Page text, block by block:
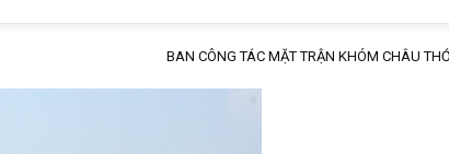
CHÂU THỚI 1 TRAO QUÀ “TIẾP BƯỚC ĐẾN TRƯỜNG” NĂM HỌC 2026